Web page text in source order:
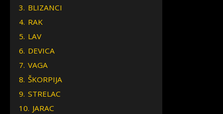
3. BLIZANCI
4. RAK
5. LAV
6. DEVICA
7. VAGA
8. ŠKORPIJA
9. STRELAC
10. JARAC